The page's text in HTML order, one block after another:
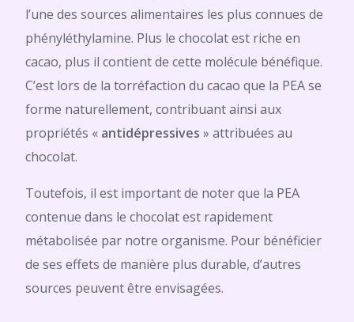
l’une des sources alimentaires les plus connues de
phényléthylamine. Plus le chocolat est riche en
cacao, plus il contient de cette molécule bénéfique.
C’est lors de la torréfaction du cacao que la PEA se
forme naturellement, contribuant ainsi aux
propriétés « antidépressives » attribuées au
chocolat.
Toutefois, il est important de noter que la PEA
contenue dans le chocolat est rapidement
métabolisée par notre organisme. Pour bénéficier
de ses effets de manière plus durable, d’autres
sources peuvent être envisagées.